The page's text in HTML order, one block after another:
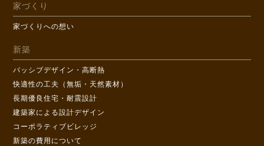
家づくり
家づくりへの想い
新築
パッシブデザイン・高断熱
快適性の工夫（無垢・天然素材）
長期優良住宅・耐震設計
建築家による設計デザイン
コーポラティブビレッジ
新築の費用について